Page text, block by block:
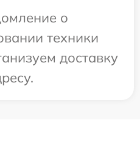
о
техники
доставку